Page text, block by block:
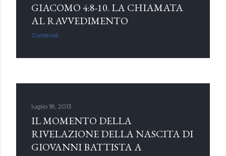
GIACOMO 4:8-10. LA CHIAMATA
AL RAVVEDIMENTO
Condividi
luglio 18, 2013
IL MOMENTO DELLA
RIVELAZIONE DELLA NASCITA DI
GIOVANNI BATTISTA A